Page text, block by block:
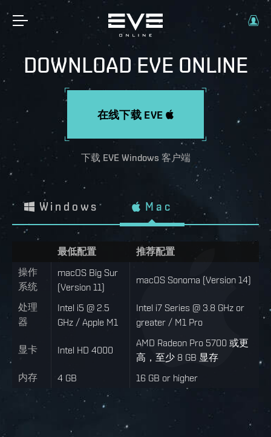
DOWNLOAD EVE ONLINE
在线下载 EVE
下载 EVE Windows 客户端
Windows Mac
最低配置
推荐配置
操作
系统
macOS Big Sur
(Version 11)
macOS Sonoma (Version 14)
处理
器
Intel i5 @ 2.5
GHz / Apple M1
Intel i7 Series @ 3.8 GHz or
greater / M1 Pro
显卡 Intel HD 4000
AMD Radeon Pro 5700 或更
高，至少 8 GB 显存
内存 4 GB 16 GB or higher